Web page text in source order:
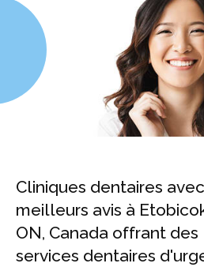
Cliniques dentaires
meilleurs avis à
ON, Canada offrant des
services dentaires